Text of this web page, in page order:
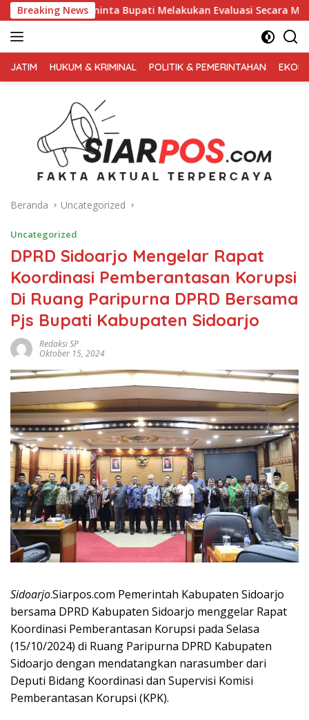
Langsung
ke
konten
Breaking News
Bupati Melakukan Evaluasi Secara Menyeluruh
TERPERCAYA
JATIM HUKUM & KRIMINAL POLITIK & PEMERINTAHAN
Beranda Uncategorized
Uncategorized
DPRD Sidoarjo Mengelar Rapat
Koordinasi Pemberantasan Korupsi
Di Ruang Paripurna DPRD Bersama
Pjs Bupati Kabupaten Sidoarjo
Redaksi SP
Oktober 15, 2024
Sidoarjo.Siarpos.com Pemerintah Kabupaten Sidoarjo
bersama DPRD Kabupaten Sidoarjo menggelar Rapat
Koordinasi Pemberantasan Korupsi pada Selasa
(15/10/2024) di Ruang Paripurna DPRD Kabupaten
Sidoarjo dengan mendatangkan narasumber dari
Deputi Bidang Koordinasi dan Supervisi Komisi
Pemberantasan Korupsi (KPK).